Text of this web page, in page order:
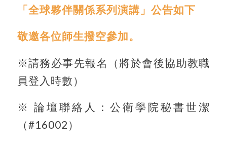
「全球夥伴關係系列演講 」 公告如下
敬邀各位師生撥空參加。
※請務必事先報名（將於會後協助教職
員登入時數）
※ 論壇聯絡人：公衛學院秘書世潔
（#16002）